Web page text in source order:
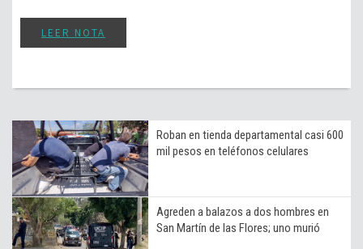
LEER NOTA
Roban en tienda departamental casi 600
mil pesos en teléfonos celulares
Agreden a balazos a dos hombres en
San Martín de las Flores; uno murió